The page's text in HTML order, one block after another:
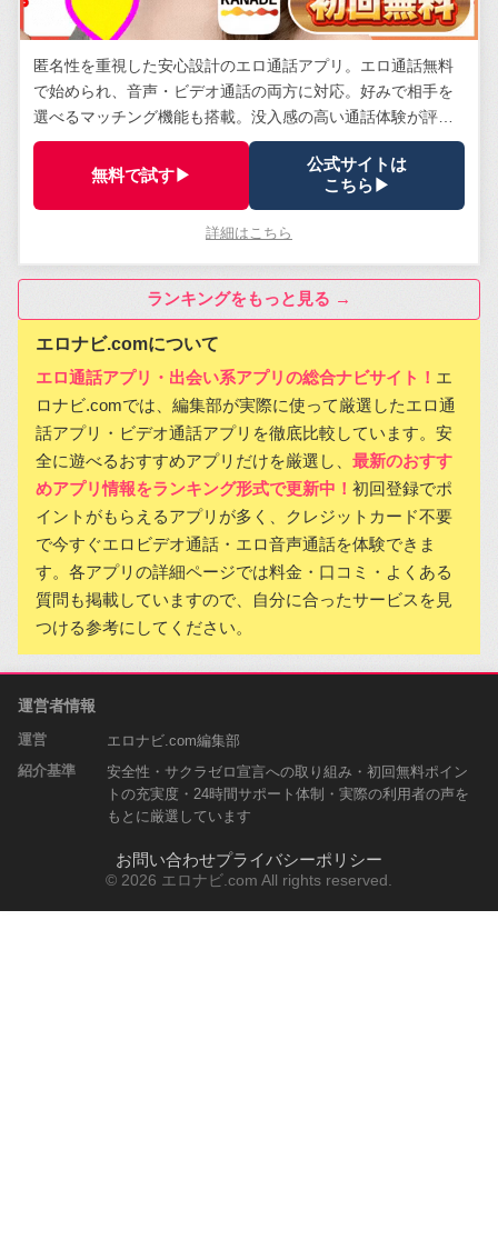
匿名性を重視した安心設計のエロ通話アプリ。エロ通話無料
で始められ、音声・ビデオ通話の両方に対応。好みで相手を
選べるマッチング機能も搭載。没入感の高い通話体験が評
判。
無料で試す▶
公式サイトは
こちら▶
詳細はこちら
ランキングをもっと見る →
エロナビ.comについて
エロ通話アプリ・出会い系アプリの総合ナビサイト！ エ
ロナビ.comでは、編集部が実際に使って厳選したエロ通
話アプリ・ビデオ通話アプリを徹底比較しています。安
全に遊べるおすすめアプリだけを厳選し、 最新のおすす
めアプリ情報をランキング形式で更新中！ 初回登録でポ
イントがもらえるアプリが多く、クレジットカード不要
で今すぐエロビデオ通話・エロ音声通話を体験できま
す。各アプリの詳細ページでは料金・口コミ・よくある
質問も掲載していますので、自分に合ったサービスを見
つける参考にしてください。
運営者情報
運営
エロナビ.com編集部
紹介基準
安全性・サクラゼロ宣言への取り組み・初回無料ポイン
トの充実度・24時間サポート体制・実際の利用者の声を
もとに厳選しています
お問い合わせプライバシーポリシー
© 2026 エロナビ.com All rights reserved.